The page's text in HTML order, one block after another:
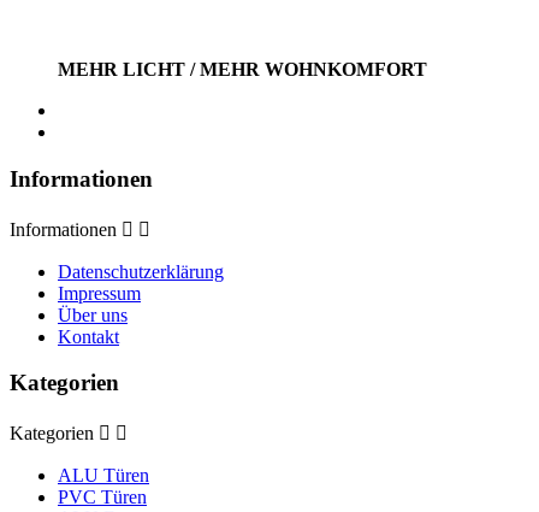
MEHR LICHT / MEHR WOHNKOMFORT
Informationen
Informationen  
Datenschutzerklärung
Impressum
Über uns
Kontakt
Kategorien
Kategorien  
ALU Türen
PVC Türen